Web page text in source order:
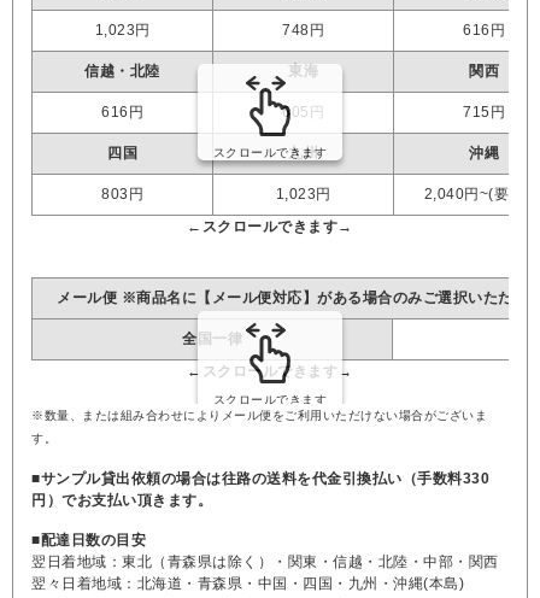
1,023円 748円 616円
信越・北陸 東海 関西
616円 605円 715円
四国 九州 沖縄
803円 1,023円 2,040円~(要見
メール便 ※商品名に【メール便対応】がある場合のみご選択いただけ
全国一律
※数量、または組み合わせによりメール便をご利用いただけない場合がございま
す。
■サンプル貸出依頼の場合は往路の送料を代金引換払い（手数料330
円）でお支払い頂きます。
■配達日数の目安
翌日着地域：東北（青森県は除く）・関東・信越・北陸・中部・関西
翌々日着地域：北海道・青森県・中国・四国・九州・沖縄(本島)